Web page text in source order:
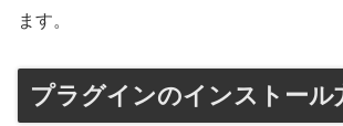
ます。
プラグインのインストール